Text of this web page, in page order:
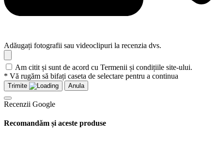
Adăugați fotografii sau videoclipuri la recenzia dvs.
Am citit și sunt de acord cu Termenii și condițiile site-ului.
* Vă rugăm să bifați caseta de selectare pentru a continua
Trimite Anula
Recenzii Google
Recomandăm și aceste produse